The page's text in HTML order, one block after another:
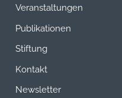
Veranstaltungen
Publikationen
Stiftung
Kontakt
Newsletter